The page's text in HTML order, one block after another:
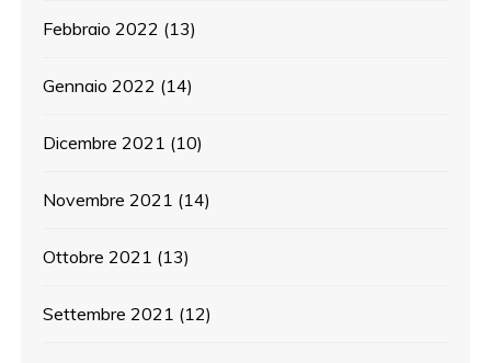
Febbraio 2022 (13)
Gennaio 2022 (14)
Dicembre 2021 (10)
Novembre 2021 (14)
Ottobre 2021 (13)
Settembre 2021 (12)